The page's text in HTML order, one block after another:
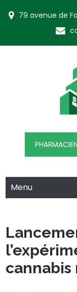
79 avenue de
CNP
Menu
cannabis